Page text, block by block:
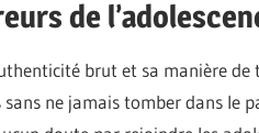
de
brut et sa manière de
sans ne jamais tomber dans le